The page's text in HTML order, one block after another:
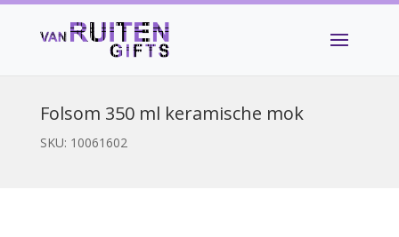
Folsom 350 ml keramische mok
SKU: 10061602